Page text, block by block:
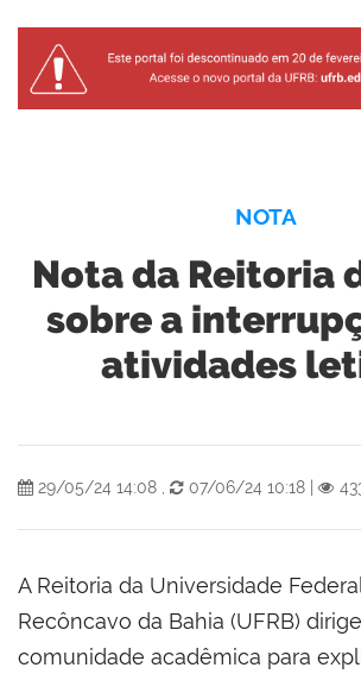
NOTA
Nota da Reitoria
sobre a
atividades
29/05/24 14:08 , 07/06/24 10:18
A Reitoria da Universidade
Recôncavo da Bahia (UFRB)
comunidade acadêmica para